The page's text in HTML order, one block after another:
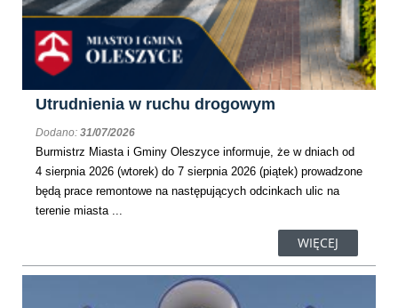
Utrudnienia w ruchu drogowym
Dodano: 31/07/2026
Burmistrz Miasta i Gminy Oleszyce informuje, że w dniach od
4 sierpnia 2026 (wtorek) do 7 sierpnia 2026 (piątek) prowadzone
będą prace remontowe na następujących odcinkach ulic na
terenie miasta ...
WIĘCEJ